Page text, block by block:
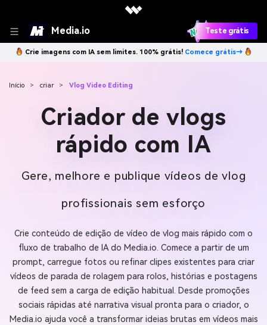
Media.io Teste grátis
Crie imagens com IA sem limites. 100% grátis! Comece grátis→
Início > criar > Vlog Video Editing
Criador de vlogs
rápido com IA
Gere, melhore e publique vídeos de vlog
profissionais sem esforço
Crie conteúdo de edição de vídeo de vlog mais rápido com o
fluxo de trabalho de IA do Media.io. Comece a partir de um
prompt, carregue fotos ou refinar clipes existentes para criar
vídeos de parada de rolagem para rolos, histórias e postagens
de feed sem a carga de edição habitual. Desde promoções
sociais rápidas até narrativa visual pronta para o criador, o
Media.io ajuda você a transformar ideias brutas em vídeos mais